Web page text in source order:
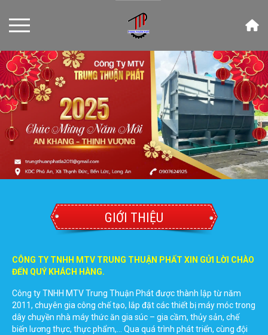
GIỚI THIỆU
CÔNG TY TNHH MTV TRUNG THUẬN PHẤT XIN GỬI LỜI CHÀO
ĐẾN QUÝ KHÁCH HÀNG.
Công ty TNHH MTV Trung Thuận Phát được thành lập từ năm
2011, chuyên gia công chế tạo, lắp đặt các thiết bị máy móc trong
dây chuyền nhà máy thức ăn gia súc – gia cầm, thủy sản, chế
biến lương thực, thực phẩm,… Qua quá trình phát triển, cùng đội